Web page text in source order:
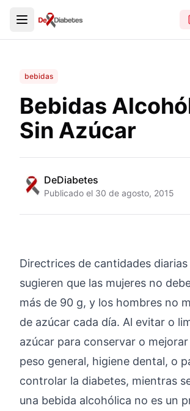
bebidas
Bebidas
Sin Azúcar
DeDiabetes
Publicado el 30 de agosto, 2015
Directrices de cantidades
sugieren que las mujeres no
más de 90 g, y los hombres no
de azúcar cada día. Al evitar o
azúcar para conservar o mejorar
peso general, higiene dental, o
controlar la diabetes, mientras
una bebida alcohólica no es un